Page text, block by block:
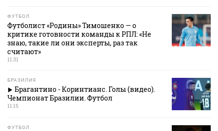
ФУТБОЛ
Футболист «Родины» Тимошенко — о
критике готовности команды к РПЛ: «Не
знаю, такие ли они эксперты, раз так
считают»
11:31
БРАЗИЛИЯ
Брагантино - Коринтианс. Голы (видео).
Чемпионат Бразилии. Футбол
11:15
ФУТБОЛ